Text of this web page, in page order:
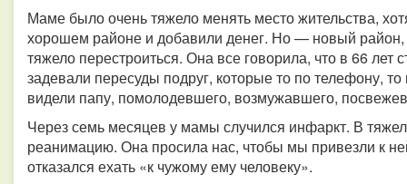
Маме было очень тяжело менять место жительства,
хорошем районе и добавили денег. Но — новый
тяжело перестроиться. Она все говорила, что в 66 лет
задевали пересуды подруг, которые то по телефону,
видели папу, помолодевшего, возмужавшего,
Через семь месяцев у мамы случился инфаркт. В
реанимацию. Она просила нас, чтобы мы привезли к
отказался ехать «к чужому ему человеку».